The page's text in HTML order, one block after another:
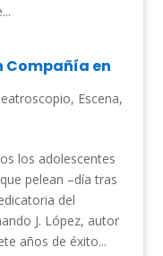
Compañía en
, Escena,
los adolescentes
pelean –día tras
del
J. López, autor
años de éxito...